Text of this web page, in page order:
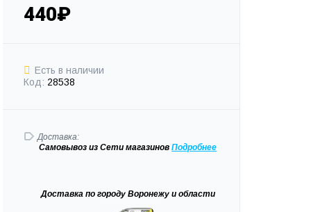
440₽
Есть в наличии
Код: 28538
Доставка:
Самовывозиз Сети магазиновПодробнее
Доставкапо городу Воронежу и области